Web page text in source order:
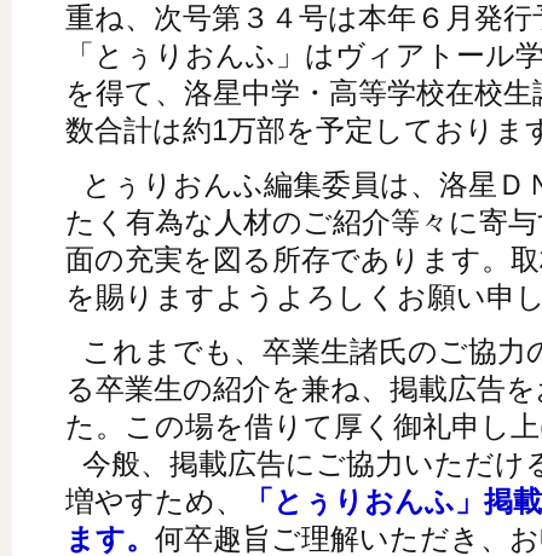
重ね、次号第３４号は本年６月発
「とぅりおんふ」はヴィアトール
を得て、洛星中学・高等学校在校
数合計は約1万部を予定しておりま
とぅりおんふ編集委員は、洛星Ｄ
たく有為な人材のご紹介等々に寄
面の充実を図る所存であります。
を賜りますようよろしくお願い申
これまでも、卒業生諸氏のご協力
る卒業生の紹介を兼ね、掲載広告
た。この場を借りて厚く御礼申し
今般、掲載広告にご協力いただけ
増やすため、
「とぅりおんふ」掲
ます。 何卒趣旨ご理解いただき、